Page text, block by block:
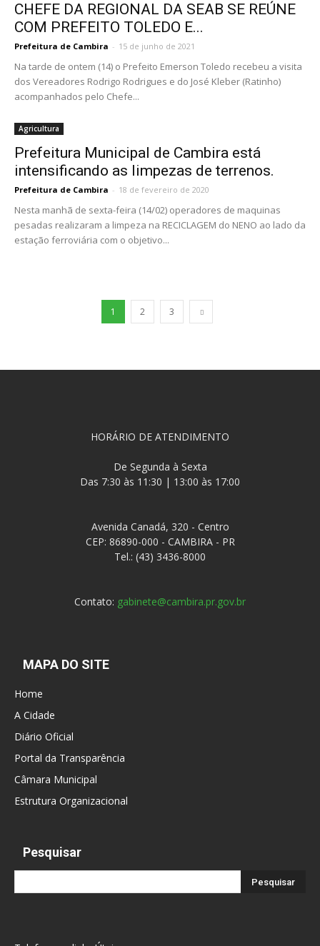
CHEFE DA REGIONAL DA SEAB SE REÚNE
COM PREFEITO TOLEDO E...
Prefeitura de Cambira - 15 de junho de 2021
Na tarde de ontem (14) o Prefeito Emerson Toledo recebeu a visita
dos Vereadores Rodrigo Rodrigues e do José Kleber (Ratinho)
acompanhados pelo Chefe...
Agricultura
Prefeitura Municipal de Cambira está
intensificando as limpezas de terrenos.
Prefeitura de Cambira - 18 de fevereiro de 2020
Nesta manhã de sexta-feira (14/02) operadores de maquinas
pesadas realizaram a limpeza na RECICLAGEM do NENO ao lado da
estação ferroviária com o objetivo...
1 2 3
HORÁRIO DE ATENDIMENTO
De Segunda à Sexta
Das 7:30 às 11:30 | 13:00 às 17:00
Avenida Canadá, 320 - Centro
CEP: 86890-000 - CAMBIRA - PR
Tel.: (43) 3436-8000
Contato: gabinete@cambira.pr.gov.br
MAPA DO SITE
Home
A Cidade
Diário Oficial
Portal da Transparência
Câmara Municipal
Estrutura Organizacional
Pesquisar